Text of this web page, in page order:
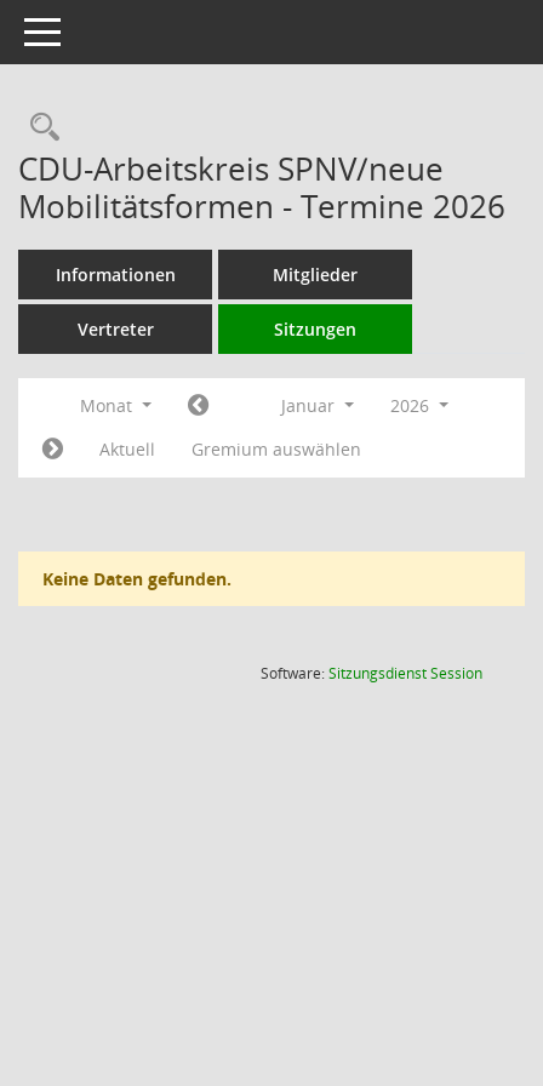
Toggle navigation
Rechercheauswahl
CDU-Arbeitskreis SPNV/neue
Mobilitätsformen - Termine 2026
Informationen Mitglieder
Vertreter Sitzungen
Monat Januar
2026
Aktuell
Gremium auswählen
Keine Daten gefunden.
Software:SitzungsdienstSession(Wird in